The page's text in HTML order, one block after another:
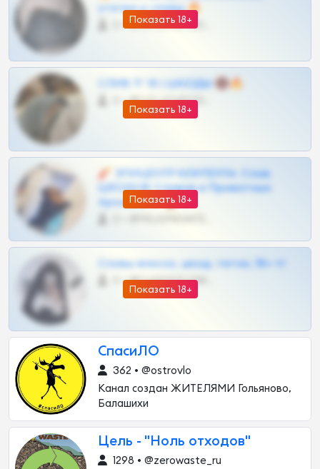
Показать 18+
утечки и сливы 🔥
0 •
Показать 18+
СЛИВ ТГ 18 | ШКОДЫ 🔞🔥
0 •
Показать 18+
🧨 ЭПИЦЕНТР КОНТЕНТА: Слив
ШКОДОВ Сливов и Приватных
Архивов ТГ 🔞💎
Показать 18+
Сливы вписок, шкод, теток, 18+ тг
0 •
СпасиЛО
362 • @ostrovlo
Канал создан ЖИТЕЛЯМИ Гольяново,
Балашихи
Цель - "Ноль отходов"
1298 • @zerowaste_ru